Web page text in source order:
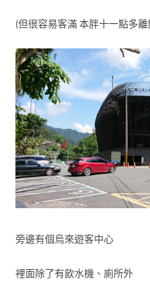
(但很容易客滿 本胖十一點多
旁邊有個烏來遊客中心
裡面除了有飲水機、廁所外